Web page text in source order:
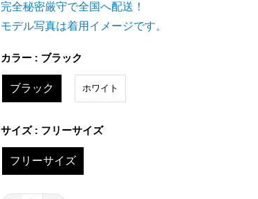
完全秘密厳守で全国へ配送！
モデル写真は着用イメージです。
カラー : ブラック
ブラック ホワイト
サイズ : フリーサイズ
フリーサイズ